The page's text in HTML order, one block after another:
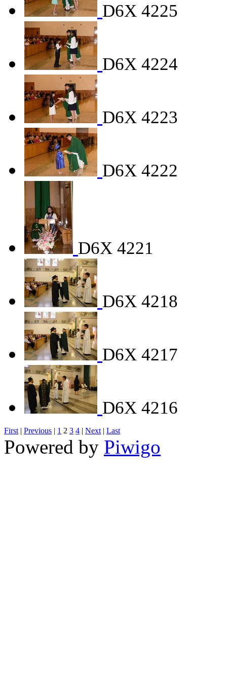
D6X 4225
D6X 4224
D6X 4223
D6X 4222
D6X 4221
D6X 4218
D6X 4217
D6X 4216
First | Previous | 1 2 3 4 | Next | Last
Powered by Piwigo